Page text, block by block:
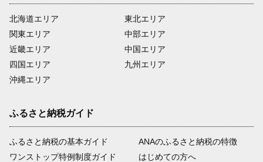
北海道エリア
関東エリア
近畿エリア
四国エリア
沖縄エリア
東北エリア
中部エリア
中国エリア
九州エリア
ふるさと納税ガイド
ふるさと納税の基本ガイド
ワンストップ特例制度ガイド
ANAのふるさと納税の特徴
はじめての方へ